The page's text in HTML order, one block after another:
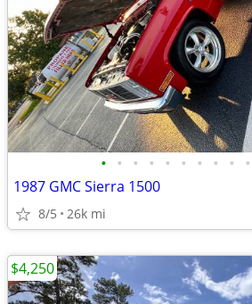
• • • • • • • • • •
1987 GMC Sierra 1500
8/5 26k mi
$4,250